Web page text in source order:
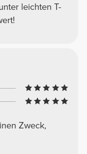
leichten T-
Zweck,